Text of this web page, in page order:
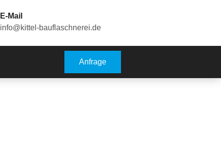
E-Mail
info@kittel-bauflaschnerei.de
Anfrage